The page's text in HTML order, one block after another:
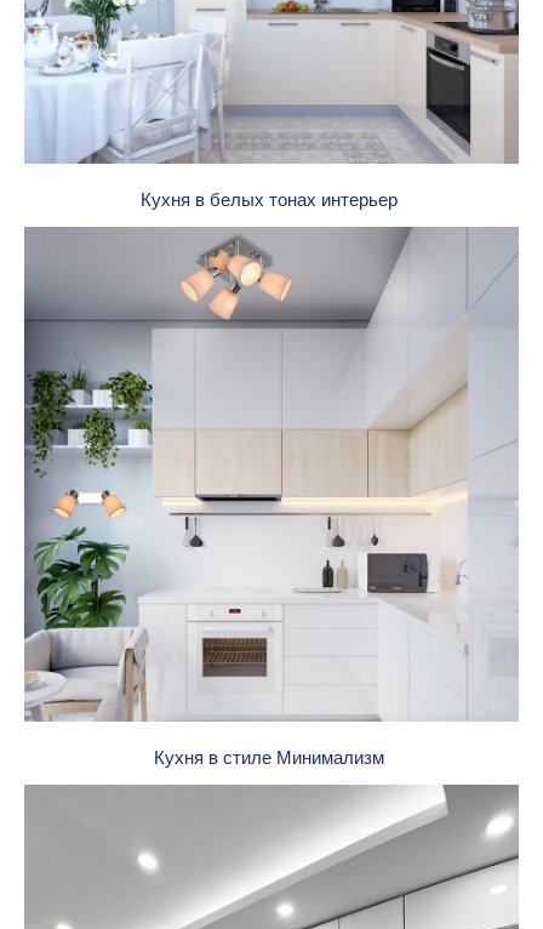
Кухня в белых тонах интерьер
Кухня в стиле Минимализм